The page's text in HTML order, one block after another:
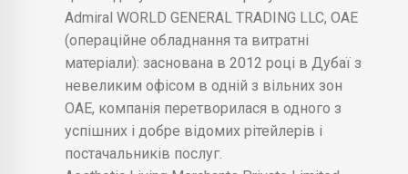
Admiral WORLD GENERAL TRADING LLC, ОАЕ
(операційне обладнання та витратні
матеріали): заснована в 2012 році в Дубаї з
невеликим офісом в одній з вільних зон
ОАЕ, компанія перетворилася в одного з
успішних і добре відомих рітейлерів і
постачальників послуг.